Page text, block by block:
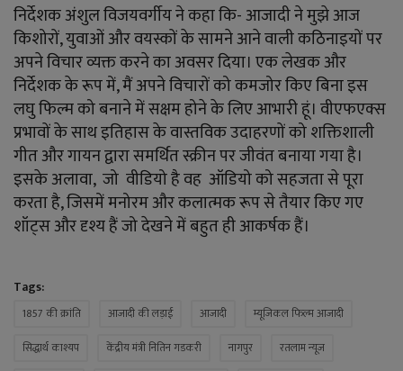
निर्देशक अंशुल विजयवर्गीय ने कहा कि- आजादी ने मुझे आज
किशोरों, युवाओं और वयस्कों के सामने आने वाली कठिनाइयों पर
अपने विचार व्यक्त करने का अवसर दिया। एक लेखक और
निर्देशक के रूप में, मैं अपने विचारों को कमजोर किए बिना इस
लघु फिल्म को बनाने में सक्षम होने के लिए आभारी हूं। वीएफएक्स
प्रभावों के साथ इतिहास के वास्तविक उदाहरणों को शक्तिशाली
गीत और गायन द्वारा समर्थित स्क्रीन पर जीवंत बनाया गया है।
इसके अलावा, जो वीडियो है वह ऑडियो को सहजता से पूरा
करता है, जिसमें मनोरम और कलात्मक रूप से तैयार किए गए
शॉट्स और दृश्य हैं जो देखने में बहुत ही आकर्षक हैं।
Tags:
1857 की क्रांति आजादी की लड़ाई आजादी
म्यूजिकल फिल्म आजादी
सिद्धार्थ काश्यप
केंद्रीय मंत्री नितिन गडकरी नागपुर
रतलाम न्यूज